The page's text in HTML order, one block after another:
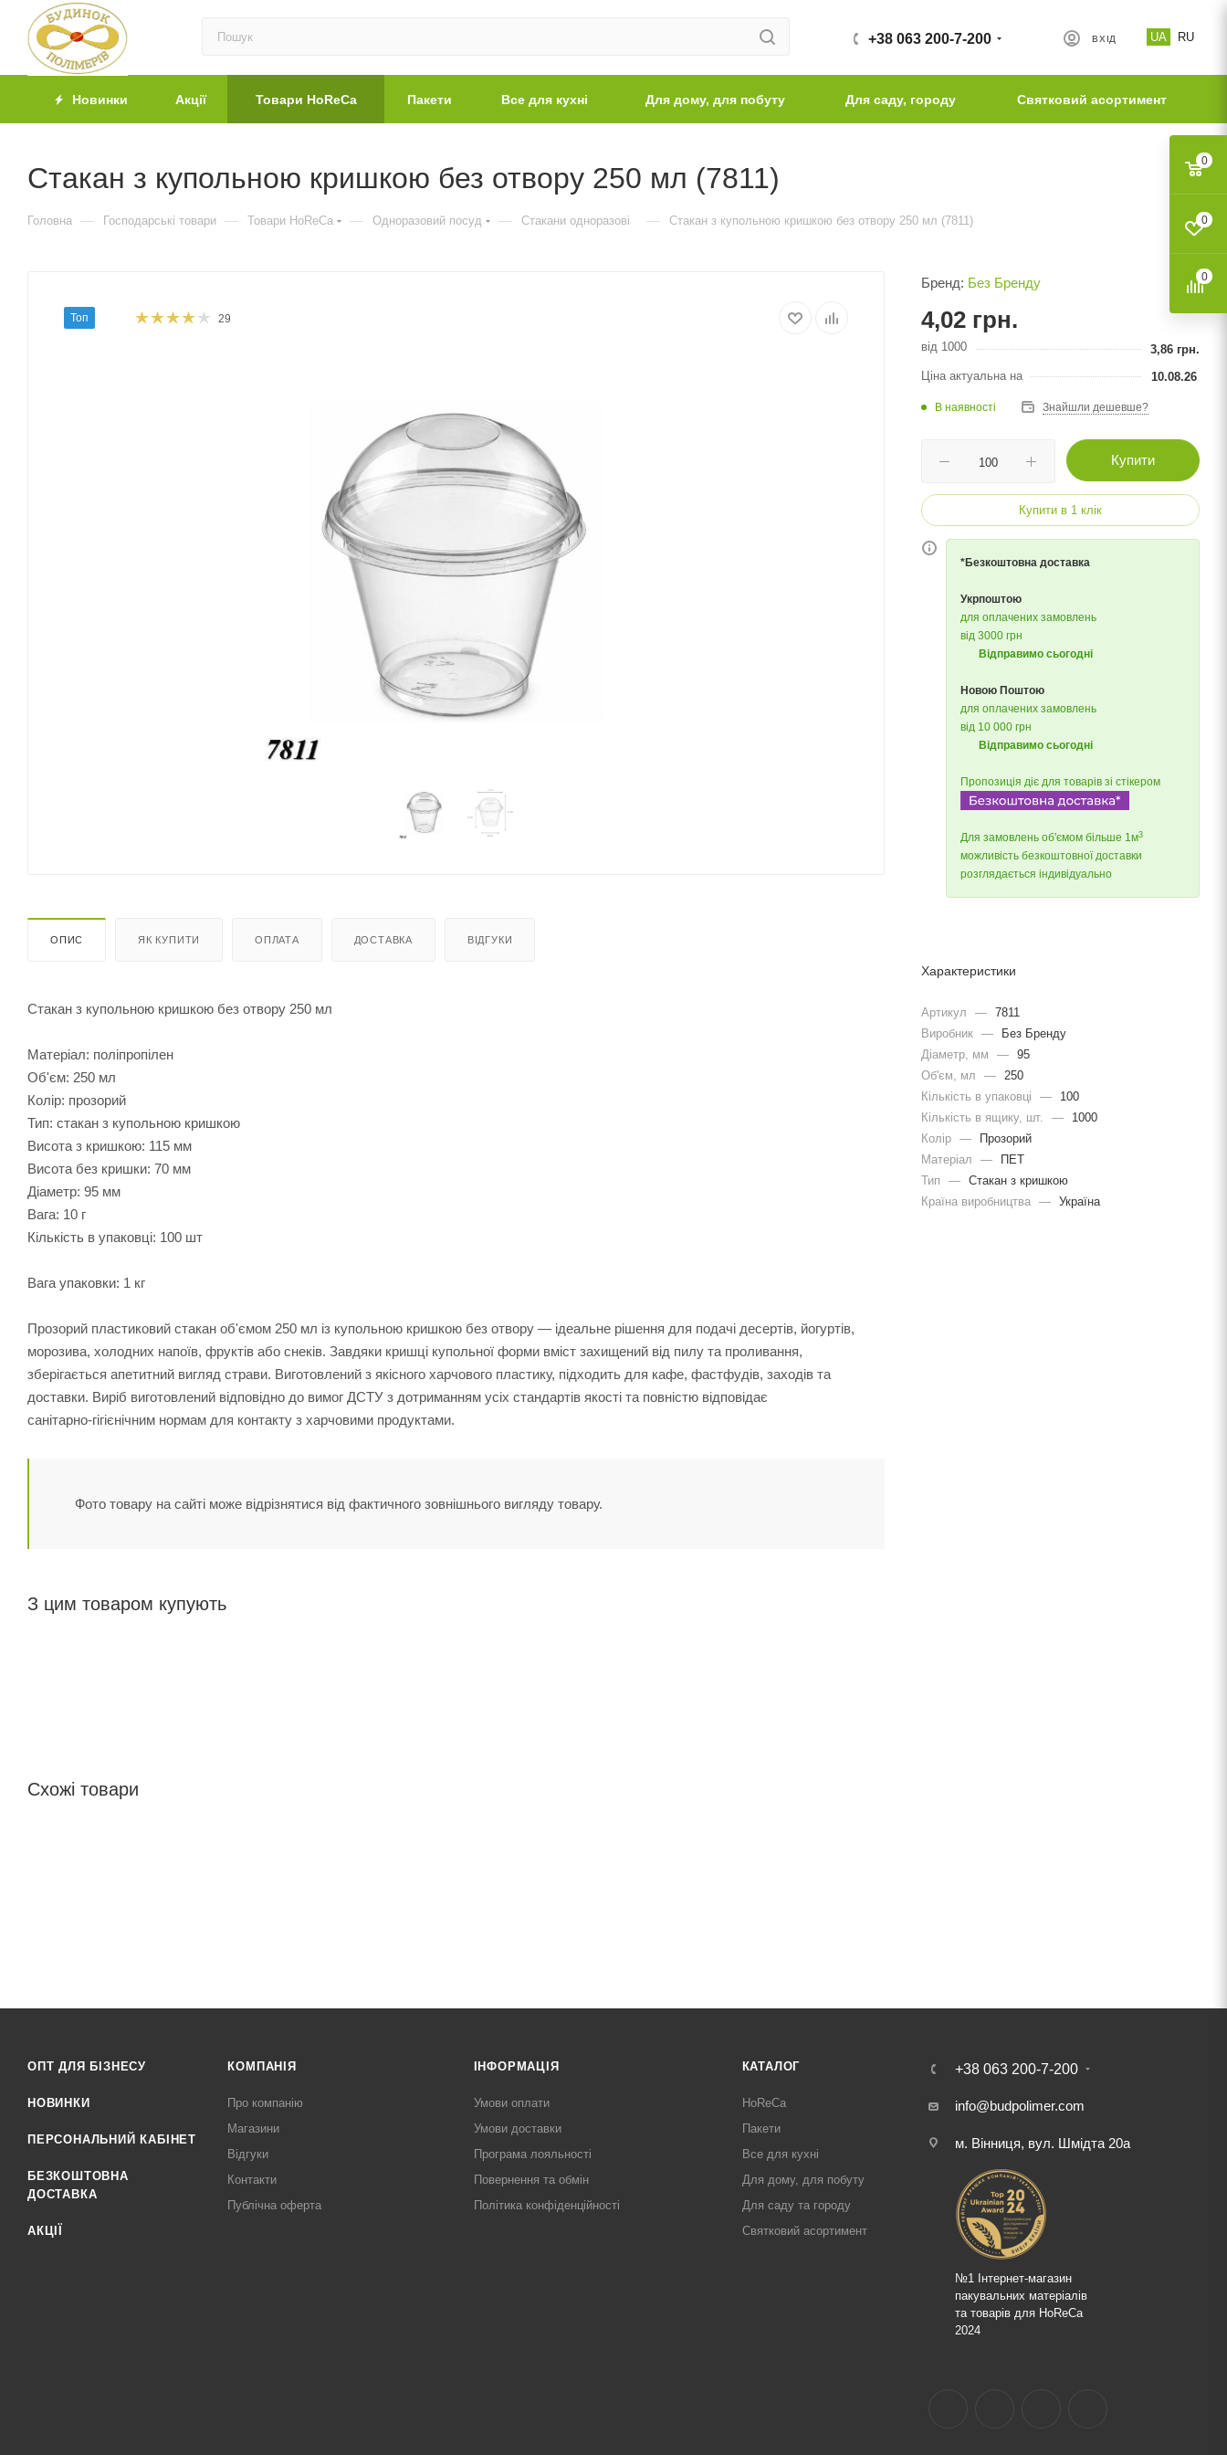
UA RU
ВХІД
+38 063 200-7-200
Новинки Акції Товари HoReCa Пакети Все для кухні Для дому, для побуту Для саду, городу Святковий асортимент
Стакан з купольною кришкою без отвору 250 мл (7811)
Головна — Господарські товари — Товари HoReCa — Одноразовий посуд — Стакани одноразові — Стакан з купольною кришкою без отвору 250 мл (7811)
Топ 29
ОПИС ЯК КУПИТИ ОПЛАТА ДОСТАВКА ВІДГУКИ
Стакан з купольною кришкою без отвору 250 мл
Матеріал: поліпропілен
Об'єм: 250 мл
Колір: прозорий
Тип: стакан з купольною кришкою
Висота з кришкою: 115 мм
Висота без кришки: 70 мм
Діаметр: 95 мм
Вага: 10 г
Кількість в упаковці: 100 шт
Вага упаковки: 1 кг
Прозорий пластиковий стакан об'ємом 250 мл із купольною кришкою без отвору — ідеальне рішення для подачі десертів, йогуртів,
морозива, холодних напоїв, фруктів або снеків. Завдяки кришці купольної форми вміст захищений від пилу та проливання,
зберігається апетитний вигляд страви. Виготовлений з якісного харчового пластику, підходить для кафе, фастфудів, заходів та
доставки. Виріб виготовлений відповідно до вимог ДСТУ з дотриманням усіх стандартів якості та повністю відповідає
санітарно‑гігієнічним нормам для контакту з харчовими продуктами.
Фото товару на сайті може відрізнятися від фактичного зовнішнього вигляду товару.
З цим товаром купують
Схожі товари
Бренд: Без Бренду
4,02 грн.
від 1000 3,86 грн.
Ціна актуальна на
10.08.26
В наявності Знайшли дешевше?
Купити
Купити в 1 клік
*Безкоштовна доставка
Укрпоштою
для оплачених замовлень
від 3000 грн
Відправимо сьогодні
Новою Поштою
для оплачених замовлень
від 10 000 грн
Відправимо сьогодні
Пропозиція діє для товарів зі стікером
Для замовлень об'ємом більше 1м3
можливість безкоштовної доставки
розглядається індивідуально
Характеристики
Артикул — 7811
Виробник —
Без Бренду
Діаметр, мм
— 95
Об'єм, мл
—
250
Кількість в упаковці
—
100
Кількість в ящику, шт.
—
1000
Колір —
Прозорий
Матеріал
—
ПЕТ
Тип
— Стакан з кришкою
Країна виробництва — Україна
ОПТ ДЛЯ БІЗНЕСУ
НОВИНКИ
ПЕРСОНАЛЬНИЙ КАБІНЕТ
БЕЗКОШТОВНА
ДОСТАВКА
АКЦІЇ
КОМПАНІЯ
Про компанію
Магазини
Відгуки
Контакти
Публічна оферта
ІНФОРМАЦІЯ
Умови оплати
Умови доставки
Програма лояльності
Повернення та обмін
Політика конфіденційності
КАТАЛОГ
HoReCa
Пакети
Все для кухні
Для дому, для побуту
Для саду та городу
Святковий асортимент
+38 063 200-7-200
info@budpolimer.com
м. Вінниця, вул. Шмідта 20а
№1 Інтернет-магазин
пакувальних матеріалів
та товарів для HoReCa
2024
0
0
0